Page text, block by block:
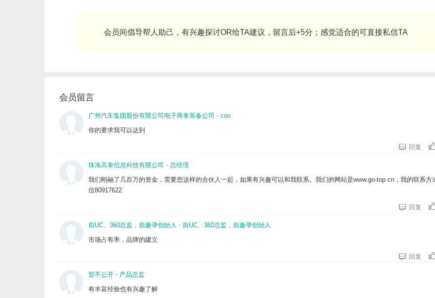
会员间倡导帮人助己，有兴趣探讨OR给TA建议，留言后+5分；感觉适合的可直接私信TA
会员留言
广州汽车集团股份有限公司电子商务筹备公司 ⋅ coo
你的要求我可以达到
 回复
珠海高泰信息科技有限公司 ⋅ 总经理
我们刚融了几百万的资金，需要您这样的合伙人一起，如果有兴趣可以和我联系。我们的网站是www.go-top.cn，我的联系方
信80917622
 回复
前UC、360总监，前趣孕创始人 ⋅ 前UC、360总监，前趣孕创始人
市场占有率，品牌的建立
 回复
暂不公开 ⋅ 产品总监
有丰富经验也有兴趣了解